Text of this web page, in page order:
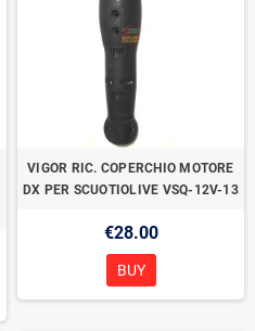
VIGOR RIC. COPERCHIO MOTORE
DX PER SCUOTIOLIVE VSQ-12V-13
€28.00
BUY